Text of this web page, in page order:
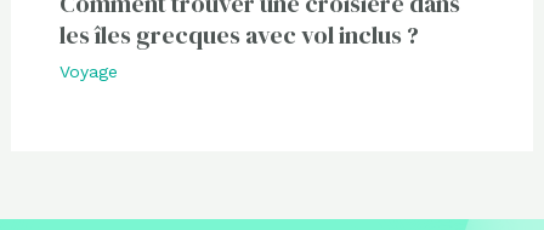
les îles grecques avec vol inclus ?
Voyage